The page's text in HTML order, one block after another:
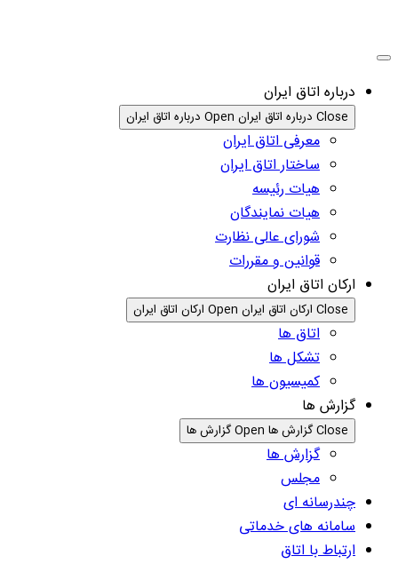
درباره اتاق ایران
Close درباره اتاق ایران Open درباره اتاق ایران
معرفی اتاق ایران
ساختار اتاق ایران
هیات رئیسه
هیات نمایندگان
شورای عالی نظارت
قوانین و مقررات
ارکان اتاق ایران
Close ارکان اتاق ایران Open ارکان اتاق ایران
اتاق ها
تشکل ها
کمیسیون ها
گزارش ها
Close گزارش ها Open گزارش ها
گزارش ها
مجلس
چندرسانه ای
سامانه های خدماتی
ارتباط با اتاق